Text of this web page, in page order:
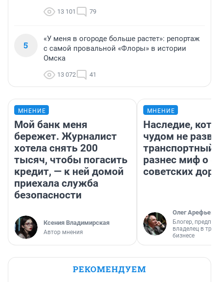
13 101 79
5
«У меня в огороде больше растет»: репортаж
с самой провальной «Флоры» в истории
Омска
13 072 41
МНЕНИЕ
Мой банк меня
бережет. Журналист
хотела снять 200
тысяч, чтобы погасить
кредит, — к ней домой
приехала служба
безопасности
Ксения Владимирская
Автор мнения
МНЕНИЕ
Наследие,
чудом не
транспортный
разнес миф о
советских
Олег Арефьев
Блогер,
владелец в
бизнесе
РЕКОМЕНДУЕМ